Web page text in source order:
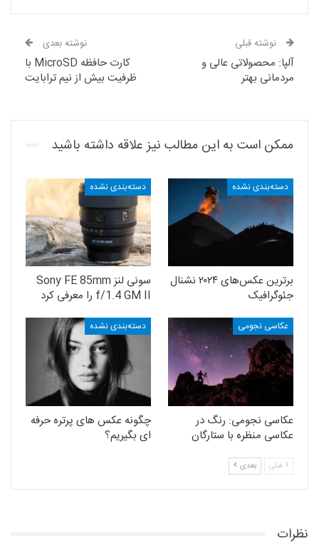
نوشته قبلی
آلپا: محصولاتی عالی و
مردمانی بهتر
نوشته بعدی
کارت حافظه MicroSD با
ظرفیت بیش از نیم ترابایت
ممکن است به این مطالب نیز علاقه داشته باشید
دسته‌بندی نشده
برترین عکس‌های ۲۰۲۴ نشنال
جئوگرافیک
دسته‌بندی نشده
سونی لنز Sony FE 85mm
f/1.4 GM II را معرفی کرد
عکاسی نجومی
عکاسی نجومی: رنگ در
عکاسی منظره با ستارگان
دسته‌بندی نشده
چگونه عکس های پرتره حرفه
ای بگیریم؟
قبلی بعدی
نظرات